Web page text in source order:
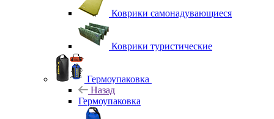
Коврики самонадувающиеся
Коврики туристические
Гермоупаковка
Назад
Гермоупаковка